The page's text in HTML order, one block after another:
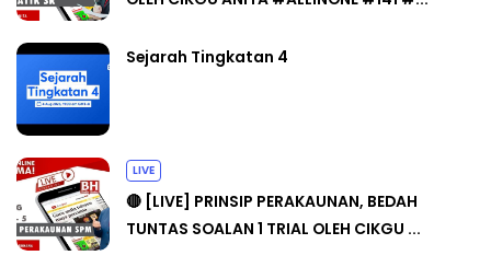
Sejarah Tingkatan 4
LIVE
🔴 [LIVE] PRINSIP PERAKAUNAN, BEDAH
TUNTAS SOALAN 1 TRIAL OLEH CIKGU ...